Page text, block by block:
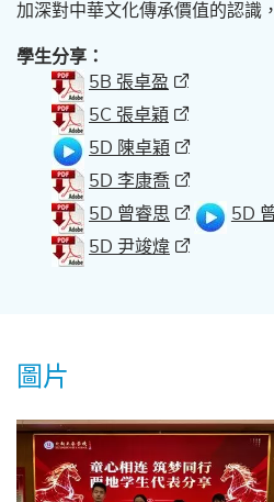
加深對中華文化傳承價值的認識
學生分享：
5B 張卓盈
5C 張卓穎
5D 陳卓穎
5D 李康喬
5D 曾睿思
5D
5D 尹竣煒
圖片